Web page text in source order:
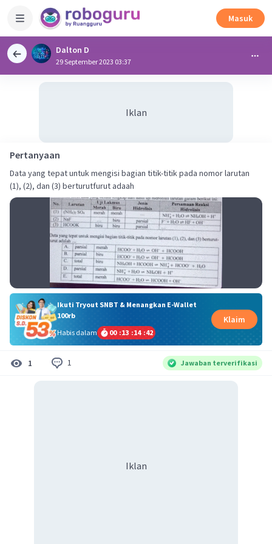
Masuk
Dalton D
29 September 2023 03:37
Iklan
Pertanyaan
Data yang tepat untuk mengisi bagian titik-titik pada nomor larutan
(1), (2), dan (3) berturutfurut adaah
Ikuti Tryout SNBT & Menangkan E-Wallet
100rb
Habis dalam
00 :13 :14 :41
Klaim
1 1 Jawaban terverifikasi
Iklan